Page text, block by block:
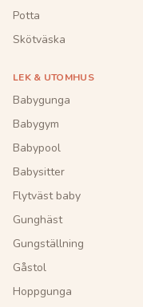
Potta
Skötväska
LEK & UTOMHUS
Babygunga
Babygym
Babypool
Babysitter
Flytväst baby
Gunghäst
Gungställning
Gåstol
Hoppgunga